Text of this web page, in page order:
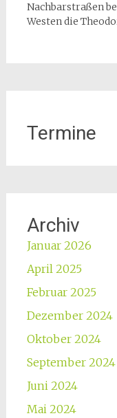
Nachbarstraßen
Westen die
Termine
Archiv
Januar 2026
April 2025
Februar 2025
Dezember 2024
Oktober 2024
September 2024
Juni 2024
Mai 2024